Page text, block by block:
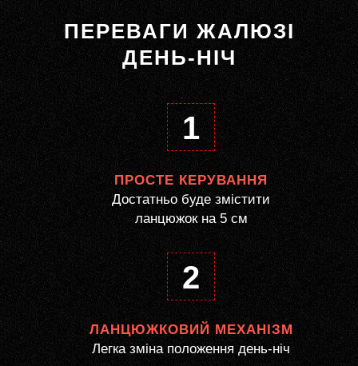
ПЕРЕВАГИ ЖАЛЮЗІ
ДЕНЬ-НІЧ
1
ПРОСТЕ КЕРУВАННЯ
Достатньо буде змістити
ланцюжок на 5 см
2
ЛАНЦЮЖКОВИЙ МЕХАНІЗМ
Легка зміна положення день-ніч